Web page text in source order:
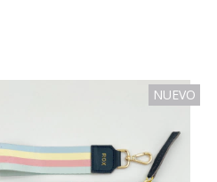
NUEVO